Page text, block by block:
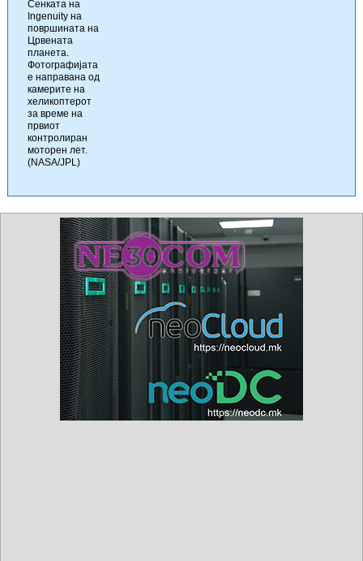
Сенката на
Ingenuity на
површината на
Црвената
планета.
Фотографијата
е направана од
камерите на
хеликоптерот
за време на
првиот
контролиран
моторен лет.
(NASA/JPL)